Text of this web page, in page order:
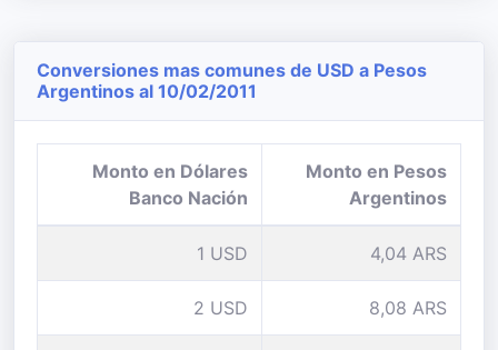
Conversiones mas comunes de USD a Pesos
Argentinos al 10/02/2011
Monto en Dólares
Banco Nación
Monto en Pesos
Argentinos
1 USD 4,04 ARS
2 USD 8,08 ARS